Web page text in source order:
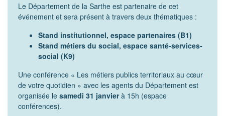
Jeunesse, éducation, citoyenneté et
enseignement supérieur
Culture, sport, tourisme et patrimoine
Le Département de la Sarthe est partenaire de cet
événement et sera présent à travers deux thématiques :
Stand institutionnel, espace partenaires (B1)
Stand métiers du social, espace santé-services-
social (K9)
Une conférence « Les métiers publics territoriaux au cœur
de votre quotidien » avec les agents du Département est
organisée le samedi 31 janvierà 15h (espace
conférences).